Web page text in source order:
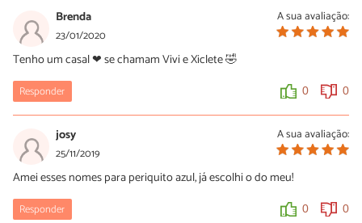
11/11/2020
ótima escolha eu tbm
A sua avaliação:
Brenda
23/01/2020
Tenho um casal ❤ se chamam Vivi e Xiclete 🤣
Responder 0 0
A sua avaliação:
josy
25/11/2019
Amei esses nomes para periquito azul, já escolhi o do meu!
Responder 0 0